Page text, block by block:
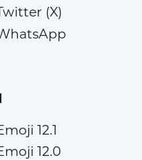
(X)
12.1
12.0